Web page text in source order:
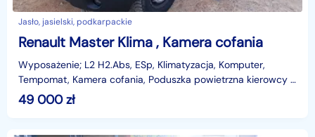
Jasło, jasielski, podkarpackie
Renault Master Klima , Kamera cofania
Wyposażenie; L2 H2.Abs, ESp, Klimatyzacja, Komputer,
Tempomat, Kamera cofania, Poduszka powietrzna kierowcy ,
Elektryczne szyby, lusterka -ogrzewane, sterowane,
49 000zł